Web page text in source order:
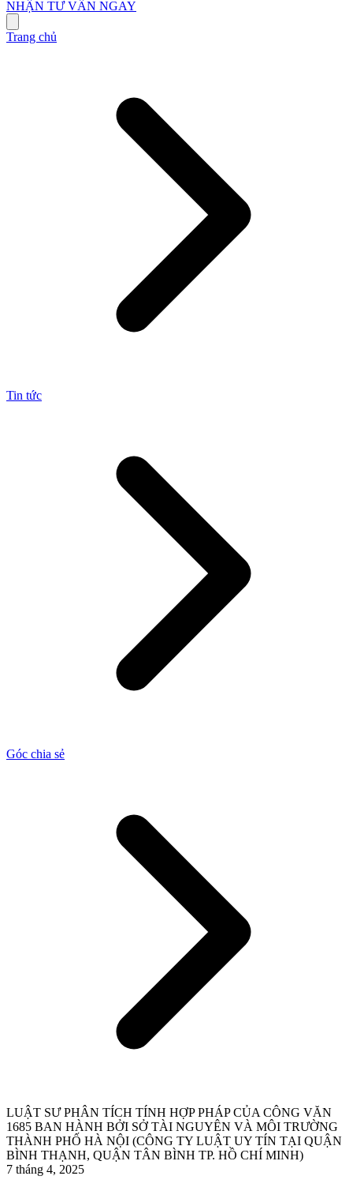
NHẬN TƯ VẤN NGAY
Trang chủ
Tin tức
Góc chia sẻ
LUẬT SƯ PHÂN TÍCH TÍNH HỢP PHÁP CỦA CÔNG VĂN
1685 BAN HÀNH BỞI SỞ TÀI NGUYÊN VÀ MÔI TRƯỜNG
THÀNH PHỐ HÀ NỘI (CÔNG TY LUẬT UY TÍN TẠI QUẬN
BÌNH THẠNH, QUẬN TÂN BÌNH TP. HỒ CHÍ MINH)
7 tháng 4, 2025